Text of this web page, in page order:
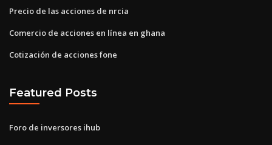
Precio de las acciones de nrcia
Comercio de acciones en línea en ghana
Cotización de acciones fone
Featured Posts
Foro de inversores ihub